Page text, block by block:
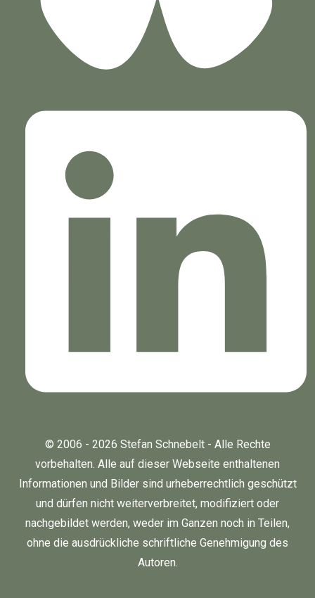
© 2006 - 2026 Stefan Schnebelt - Alle Rechte
vorbehalten. Alle auf dieser Webseite enthaltenen
Informationen und Bilder sind urheberrechtlich geschützt
und dürfen nicht weiterverbreitet, modifiziert oder
nachgebildet werden, weder im Ganzen noch in Teilen,
ohne die ausdrückliche schriftliche Genehmigung des
Autoren.